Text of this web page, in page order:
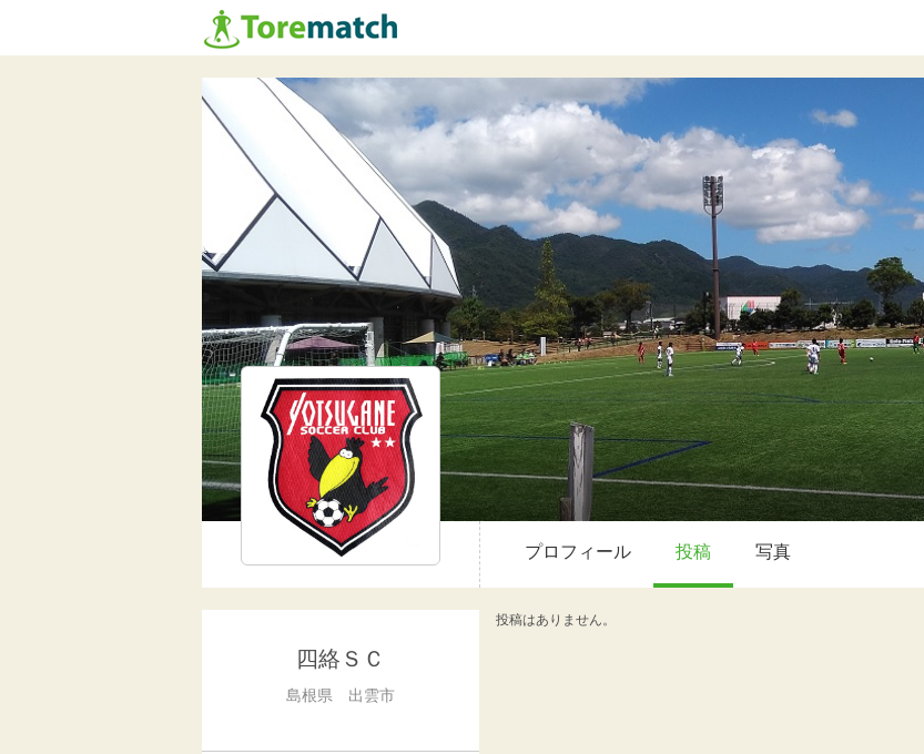
プロフィール 投稿 写真
四絡ＳＣ
島根県 出雲市
投稿はありません。